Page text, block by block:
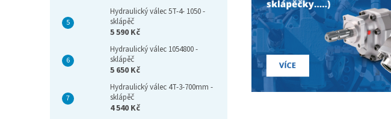
Hydraulický válec 5T-4- 1050 -
sklápěč
5 590 Kč
Hydraulický válec 1054800 -
sklápěč
5 650 Kč
Hydraulický válec 4T-3-700mm -
sklápěč
4 540 Kč